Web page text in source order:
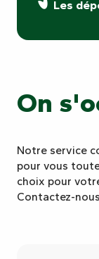
Les
On
Notre service
pour vous
choix pour
Contactez-